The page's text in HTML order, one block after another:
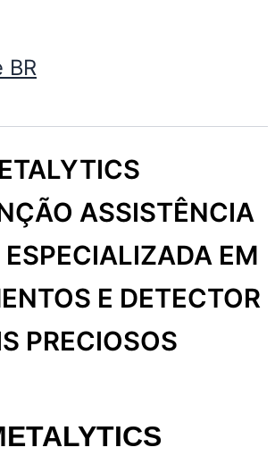
BR
ASSISTÊNCIA
EM
E DETECTOR
PRECIOSOS